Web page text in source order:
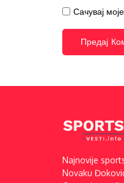
Сачувај
Najnovije
Novaku